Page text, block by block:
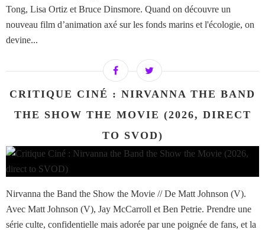
Tong, Lisa Ortiz et Bruce Dinsmore. Quand on découvre un
nouveau film d’animation axé sur les fonds marins et l'écologie, on
devine...
CRITIQUE CINÉ : NIRVANNA THE BAND
THE SHOW THE MOVIE (2026, DIRECT
TO SVOD)
Nirvanna the Band the Show the Movie // De Matt Johnson (V).
Avec Matt Johnson (V), Jay McCarroll et Ben Petrie. Prendre une
série culte, confidentielle mais adorée par une poignée de fans, et la